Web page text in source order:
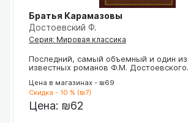
Братья Карамазовы
Достоевский Ф.
Серия: Мировая классика
Последний, самый объемный и один
известных романов Ф.М.
Цена в магазинах - ₪69
Скидка - 10 % (₪7)
Цена: ₪62